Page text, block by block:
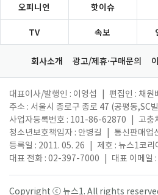
오피니언 핫이슈
TV 속보
회사소개 광고/제휴·구매문의
대표이사/발행인 : 이영섭 편집인 : 채원
주소 : 서울시 종로구 종로 47 (공평동,SC
사업자등록번호 : 101-86-62870
고충
청소년보호책임자 : 안병길
통신판매업
등록일 : 2011. 05. 26
제호 : 뉴스1코
대표 전화 : 02-397-7000
대표 이메일 :
Copyright ⓒ 뉴스1. All rights reserved.